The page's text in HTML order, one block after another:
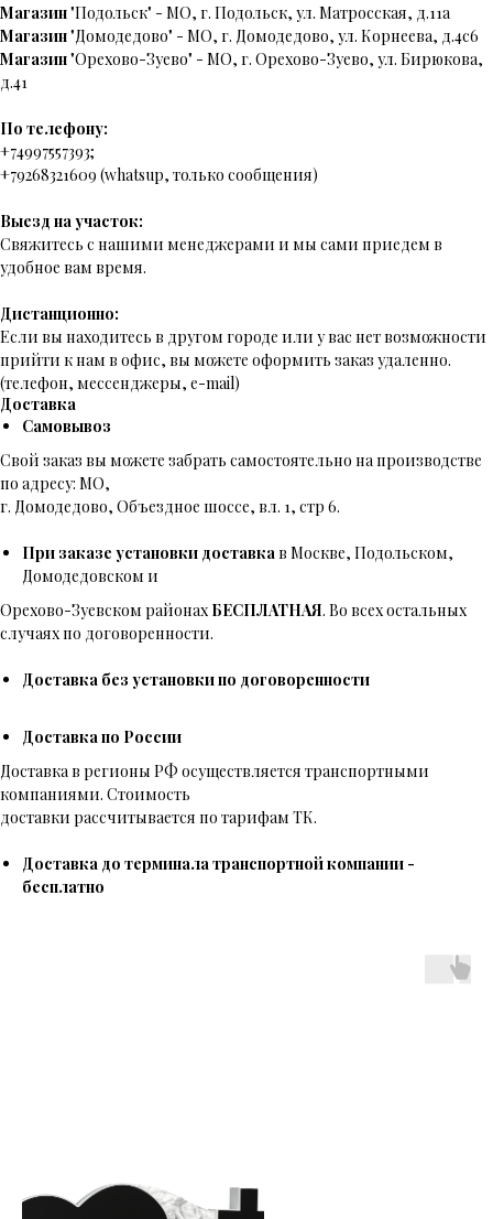
Магазин"Подольск" - МО, г. Подольск, ул. Матросская, д.11а
Магазин"Домодедово" - МО, г. Домодедово, ул. Корнеева, д.4с6
Магазин"Орехово-Зуево" - МО, г. Орехово-Зуево, ул. Бирюкова,
д.41
По телефону:
+74997557393;
+79268321609 (whatsup, только сообщения)
Выезд на участок:
Свяжитесь с нашими менеджерами и мы сами приедем в
удобное вам время.
Дистанционно:
Если вы находитесь в другом городе или у вас нет возможности
прийти к нам в офис, вы можете оформить заказ удаленно.
(телефон, мессенджеры, e-mail)
Доставка
Самовывоз
Свой заказ вы можете забрать самостоятельно на производстве
по адресу: МО,
г. Домодедово, Объездное шоссе, вл. 1, стр 6.
При заказе установки доставкав Москве, Подольском,
Домодедовском и
Орехово-Зуевском районах БЕСПЛАТНАЯ. Во всех остальных
случаях по договоренности.
Доставка без установки по договоренности
Доставка по России
Доставка в регионы РФ осуществляется транспортными
компаниями. Стоимость
доставки рассчитывается по тарифам ТК.
Доставка до терминала транспортной компании -
бесплатно